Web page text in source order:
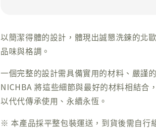
以簡潔得體的設計，體現出誠懇洗鍊的北
品味與格調。
一個完整的設計需具備實用的材料、嚴謹
NICHBA 將這些細節與最好的材料相結合
以代代傳承使用、永續永恆。
※ 本產品採平整包裝運送，到貨後需自行